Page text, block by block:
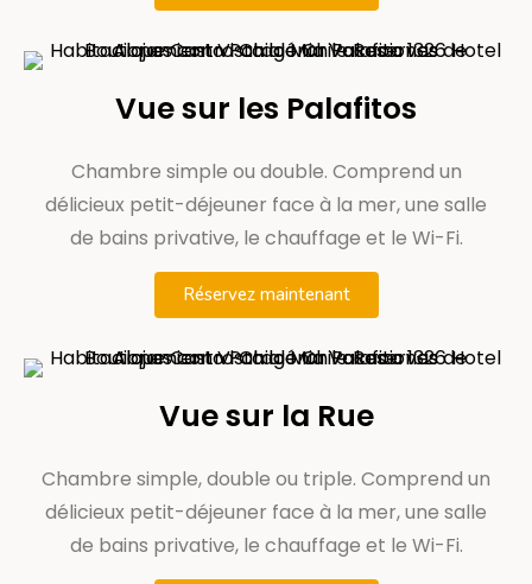
Vue sur les Palafitos
Chambre simple ou double. Comprend un
délicieux petit-déjeuner face à la mer, une salle
de bains privative, le chauffage et le Wi-Fi.
Réservez maintenant
Vue sur la Rue
Chambre simple, double ou triple. Comprend un
délicieux petit-déjeuner face à la mer, une salle
de bains privative, le chauffage et le Wi-Fi.